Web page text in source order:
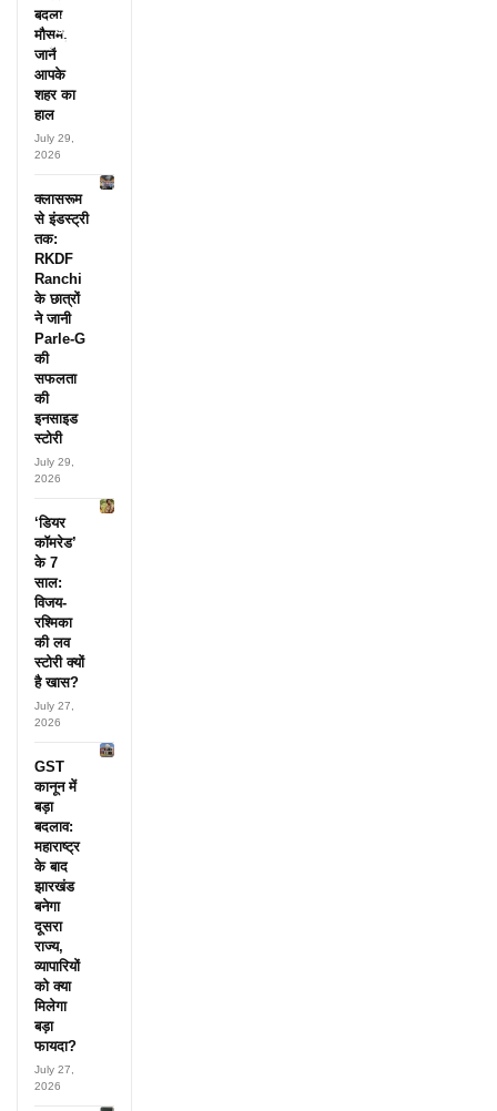
पहुंचते थे
लाखों!
बदला
मौसम,
जानें
आपके
शहर का
हाल
July 29,
2026
क्लासरूम
से इंडस्ट्री
तक:
RKDF
Ranchi
के छात्रों
ने जानी
Parle-G
की
सफलता
की
इनसाइड
स्टोरी
July 29,
2026
‘डियर
कॉमरेड’
के 7
साल:
विजय-
रश्मिका
की लव
स्टोरी क्यों
है खास?
July 27,
2026
GST
कानून में
बड़ा
बदलाव:
महाराष्ट्र
के बाद
झारखंड
बनेगा
दूसरा
राज्य,
व्यापारियों
को क्या
मिलेगा
बड़ा
फायदा?
July 27,
2026